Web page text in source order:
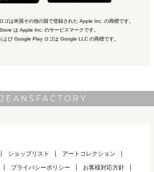
ゴは米国その他の国で登録された Apple Inc. の商標です。
は Apple Inc. のサービスマークです。
よび Google Play ロゴは Google LLC の商標です。
JEANSFACTORY
ショップリスト
アートコレクション
プライバシーポリシー
お客様対応方針